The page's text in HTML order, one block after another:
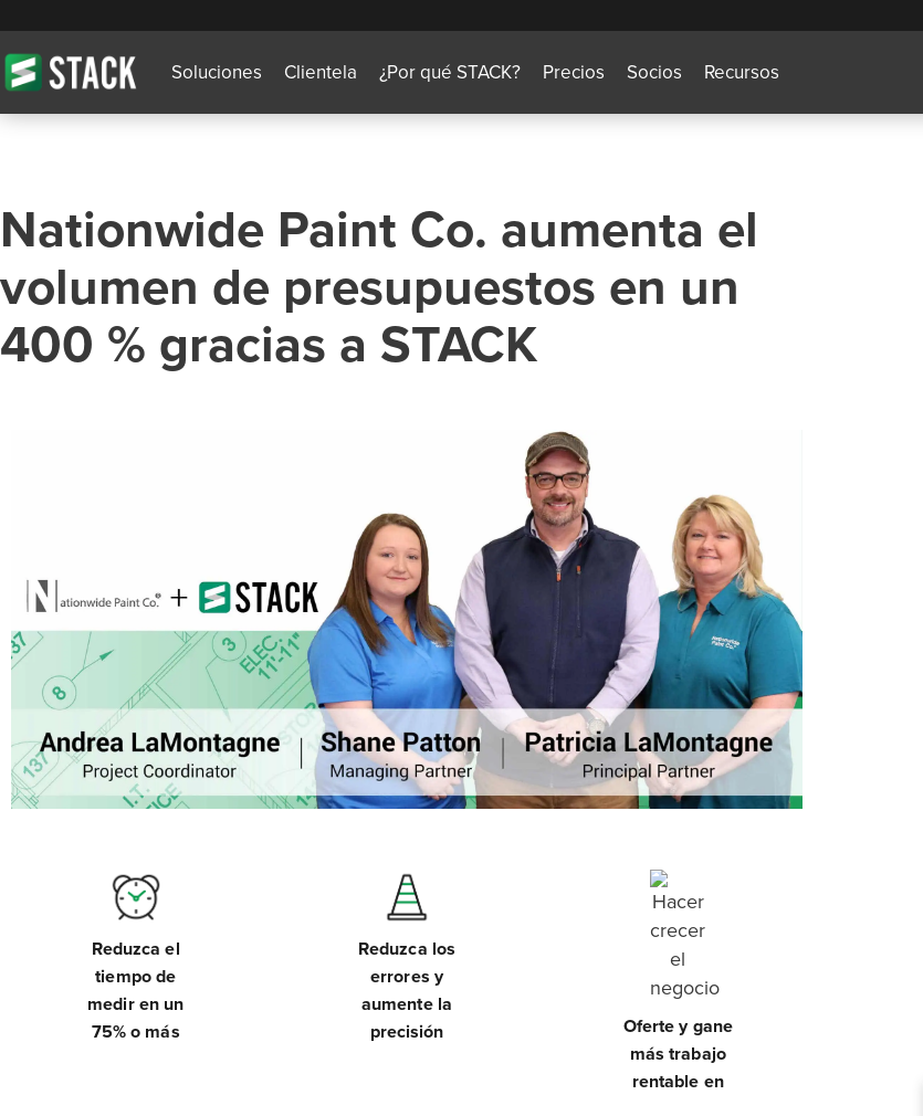
Soluciones Clientela ¿Por qué STACK? Precios Socios Recursos
Nationwide Paint Co. aumenta el
volumen de presupuestos en un
400 % gracias a STACK
Reduzca el
tiempo de
medir en un
75% o más
Reduzca los
errores y
aumente la
precisión
Oferte y gane
más trabajo
rentable en